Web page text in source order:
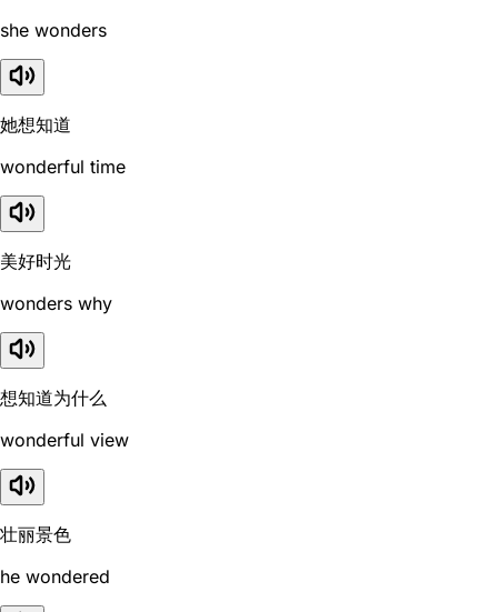
she wonders
她想知道
wonderful time
美好时光
wonders why
想知道为什么
wonderful view
壮丽景色
he wondered